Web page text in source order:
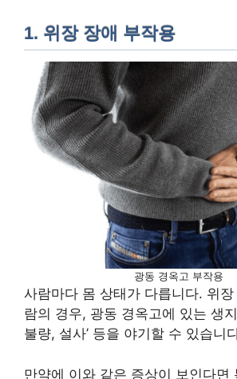
1. 위장 장애 부작용
광동 경옥고 부작용
사람마다 몸 상태가 다릅니다. 위
람의 경우, 광동 경옥고에 있는 생
불량, 설사’ 등을 야기할 수 있습니
만약에 이와 같은 증상이 보인다면